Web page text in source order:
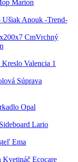
Marion
Ušiak Anouk -Trend-
Vrchný
Kreslo Valencia 1
Súprava
Opal
Lario
Ema
Kvetináč Ecocare